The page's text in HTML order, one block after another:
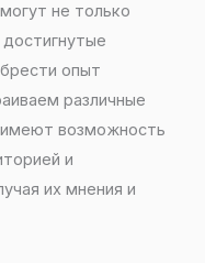
не только
опыт
различные
имеют возможность
и
их мнения и